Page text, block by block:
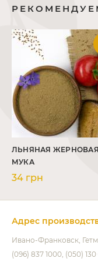
ЛЬНЯНАЯ ЖЕРНОВАЯ
МУКА
34 грн
Адрес
Ивано-Франковск
(096) 837 1000 (050) 130